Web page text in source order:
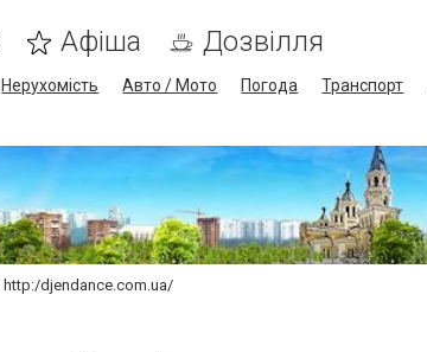
Афіша Дозвілля
Нерухомість Авто / Мото Погода Транспорт
http:/djendance.com.ua/